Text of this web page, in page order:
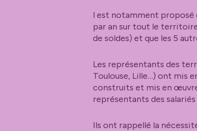
l est notamment proposé
par an sur tout le
de soldes) et que les 5
Les représentants des
Toulouse, Lille…) ont mis
construits et mis en
représentants des
Ils ont rappellé la